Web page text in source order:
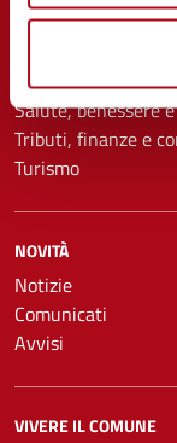
Educazione e
Mobilità e trasporti
Salute, benessere
Tributi, finanze e
Turismo
NOVITÀ
Notizie
Comunicati
Avvisi
VIVERE IL COMUNE